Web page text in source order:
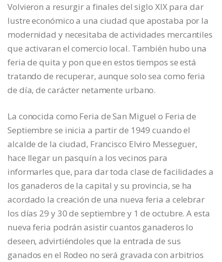
Volvieron a resurgir a finales del siglo XIX para dar
lustre económico a una ciudad que apostaba por la
modernidad y necesitaba de actividades mercantiles
que activaran el comercio local. También hubo una
feria de quita y pon que en estos tiempos se está
tratando de recuperar, aunque solo sea como feria
de día, de carácter netamente urbano.
La conocida como Feria de San Miguel o Feria de
Septiembre se inicia a partir de 1949 cuando el
alcalde de la ciudad, Francisco Elviro Messeguer,
hace llegar un pasquín a los vecinos para
informarles que, para dar toda clase de facilidades a
los ganaderos de la capital y su provincia, se ha
acordado la creación de una nueva feria a celebrar
los días 29 y 30 de septiembre y 1 de octubre. A esta
nueva feria podrán asistir cuantos ganaderos lo
deseen, advirtiéndoles que la entrada de sus
ganados en el Rodeo no será gravada con arbitrios